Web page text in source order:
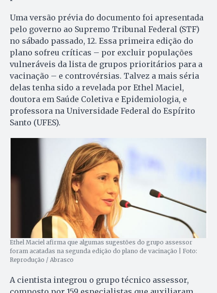
Uma versão prévia do documento foi apresentada
pelo governo ao Supremo Tribunal Federal (STF)
no sábado passado, 12. Essa primeira edição do
plano sofreu críticas – por excluir populações
vulneráveis da lista de grupos prioritários para a
vacinação – e controvérsias. Talvez a mais séria
delas tenha sido a revelada por Ethel Maciel,
doutora em Saúde Coletiva e Epidemiologia, e
professora na Universidade Federal do Espírito
Santo (UFES).
Ethel Maciel afirma que algumas sugestões do grupo assessor
foram acatadas na segunda edição do plano de vacinação | Foto:
Reprodução / Abrasco
A cientista integrou o grupo técnico assessor,